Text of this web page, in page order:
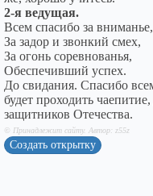
2-я ведущая.
Всем спасибо за вниманье,
За задор и звонкий смех,
За огонь соревнованья,
Обеспечивший успех.
До свидания. Спасибо
будет проходить
защитников Отечества.
© Принадлежит сайту. Автор: z55z
Создать открытку